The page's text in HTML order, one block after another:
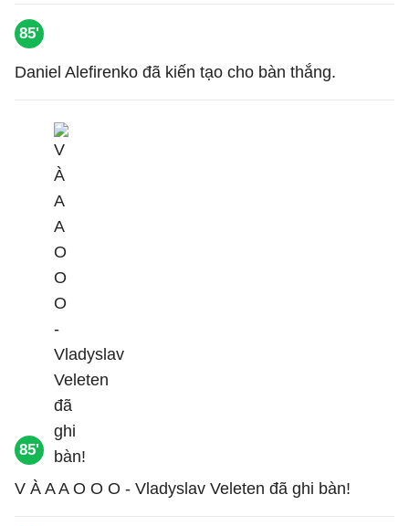
85'
Daniel Alefirenko đã kiến tạo cho bàn thắng.
85'
V À A A O O O - Vladyslav Veleten đã ghi bàn!